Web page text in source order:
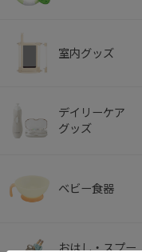
室内グッズ
デイリーケア
グッズ
ベビー食器
おはし・スプー